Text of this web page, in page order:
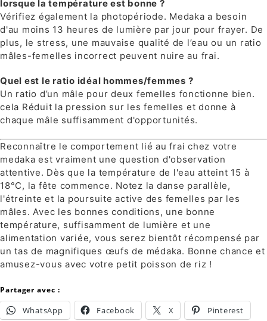
lorsque la température est bonne ?
Vérifiez également la photopériode. Medaka a besoin
d'au moins 13 heures de lumière par jour pour frayer. De
plus, le stress, une mauvaise qualité de l’eau ou un ratio
mâles-femelles incorrect peuvent nuire au frai.
Quel est le ratio idéal hommes/femmes ?
Un ratio d’un mâle pour deux femelles fonctionne bien.
cela Réduit la pression sur les femelles et donne à
chaque mâle suffisamment d'opportunités.
Reconnaître le comportement lié au frai chez votre
medaka est vraiment une question d'observation
attentive. Dès que la température de l'eau atteint 15 à
18°C, la fête commence. Notez la danse parallèle,
l'étreinte et la poursuite active des femelles par les
mâles. Avec les bonnes conditions, une bonne
température, suffisamment de lumière et une
alimentation variée, vous serez bientôt récompensé par
un tas de magnifiques œufs de médaka. Bonne chance et
amusez-vous avec votre petit poisson de riz !
Partager avec :
WhatsApp Facebook X Pinterest